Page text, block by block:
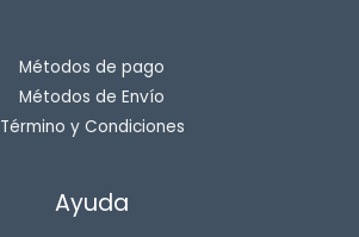
Métodos de pago
Métodos de Envío
Término y Condiciones
Ayuda